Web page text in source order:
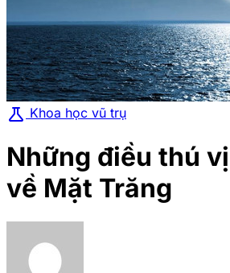
science Khoa học vũ trụ
Những điều thú
về Mặt Trăng